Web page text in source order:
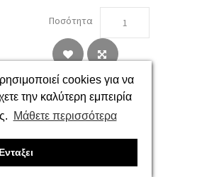
cookies για να
την καλύτερη εμπειρία
Μάθετε περισσότερα
Ενταξει
Ποσότητα